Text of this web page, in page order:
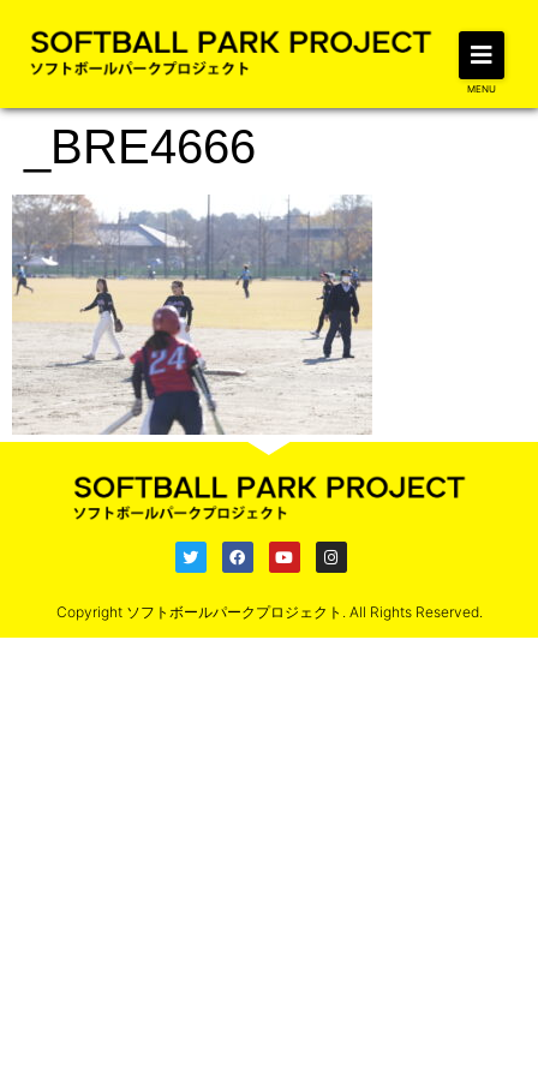
MENU
_BRE4666
Copyright ソフトボールパークプロジェクト. All Rights Reserved.